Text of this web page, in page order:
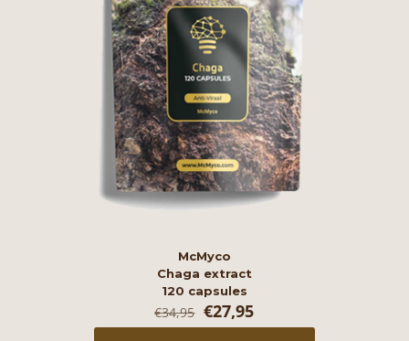
McMyco
Chaga extract
120 capsules
€34,95 Oorspronkelijke
prijs
€27,95Huidige
prijs